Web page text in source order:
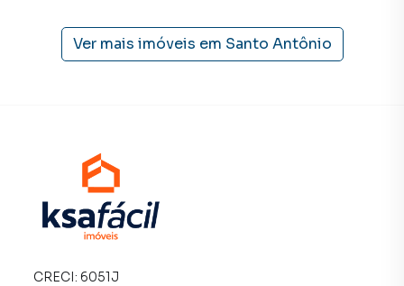
central de atendimento preparada para atender
proprietários e inquilinos.
Ver mais imóveis em Santo Antônio
CRECI: 6051J